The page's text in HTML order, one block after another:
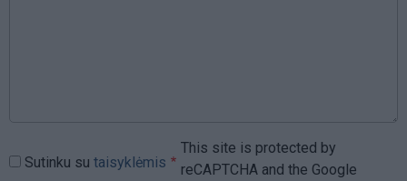
Sutinku su taisyklėmis
This site is protected by
reCAPTCHA and the Google